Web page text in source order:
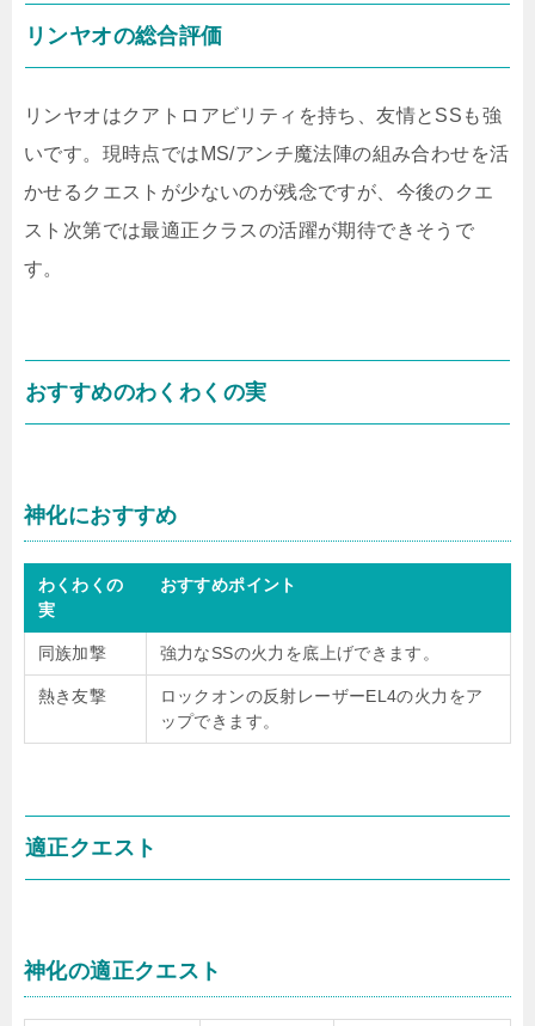
リンヤオの総合評価
リンヤオはクアトロアビリティを持ち、友情とSSも強
いです。現時点ではMS/アンチ魔法陣の組み合わせを活
かせるクエストが少ないのが残念ですが、今後のクエ
スト次第では最適正クラスの活躍が期待できそうで
す。
おすすめのわくわくの実
神化におすすめ
わくわくの
実
おすすめポイント
同族加撃 強力なSSの火力を底上げできます。
熱き友撃
ロックオンの反射レーザーEL4の火力をア
ップできます。
適正クエスト
神化の適正クエスト